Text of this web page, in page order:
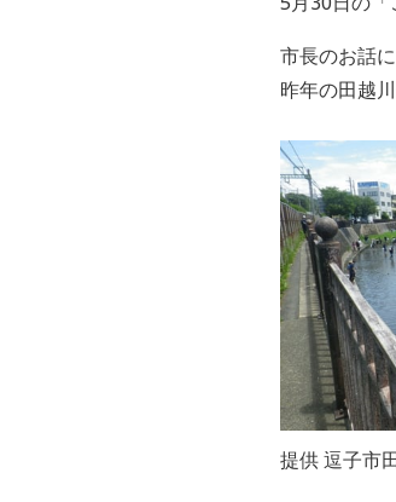
市長のお話
昨年の田越
提供 逗子市